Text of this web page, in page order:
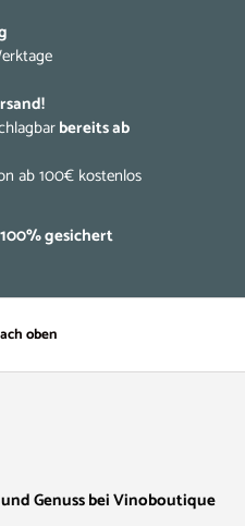
bereits ab
ab 100€ kostenlos
gesichert
oben
Genuss bei Vinoboutique